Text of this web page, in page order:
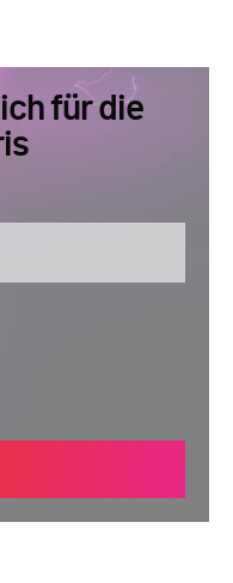
für die
you information regarding its
personal information in